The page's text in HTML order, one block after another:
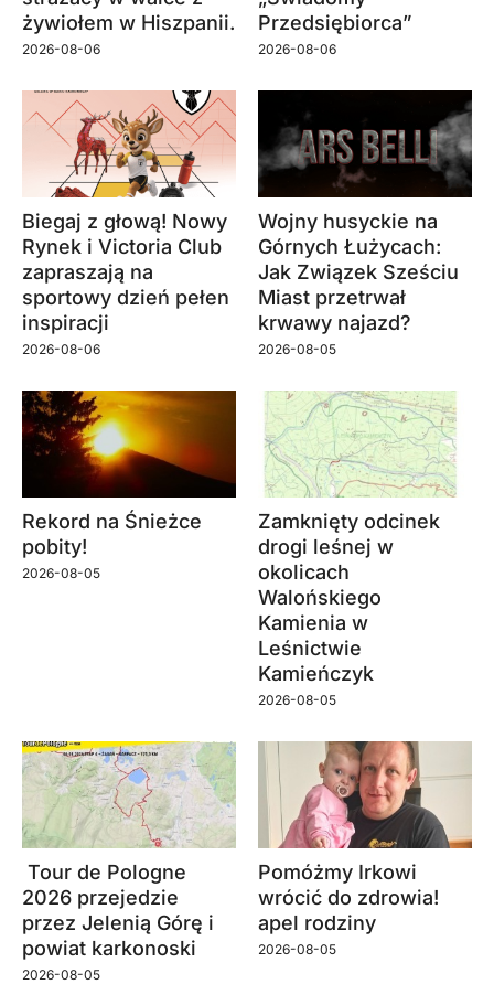
żywiołem w Hiszpanii.
2026-08-06
Przedsiębiorca”
2026-08-06
Biegaj z głową! Nowy
Rynek i Victoria Club
zapraszają na
sportowy dzień pełen
inspiracji
2026-08-06
Wojny husyckie na
Górnych Łużycach:
Jak Związek Sześciu
Miast przetrwał
krwawy najazd?
2026-08-05
Rekord na Śnieżce
pobity!
2026-08-05
Zamknięty odcinek
drogi leśnej w
okolicach
Walońskiego
Kamienia w
Leśnictwie
Kamieńczyk
2026-08-05
Tour de Pologne
2026 przejedzie
przez Jelenią Górę i
powiat karkonoski
2026-08-05
Pomóżmy Irkowi
wrócić do zdrowia!
apel rodziny
2026-08-05